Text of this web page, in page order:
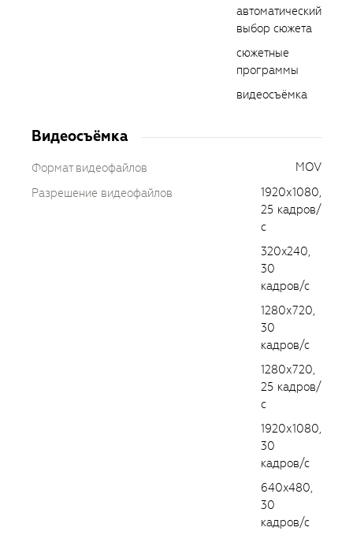
автоматический
выбор сюжета
сюжетные
программы
видеосъёмка
Видеосъёмка
Формат видеофайлов
MOV
Разрешение видеофайлов
1920х1080,
25 кадров/
с
320x240,
30
кадров/с
1280х720,
30
кадров/с
1280х720,
25 кадров/
с
1920х1080,
30
кадров/с
640x480,
30
кадров/с